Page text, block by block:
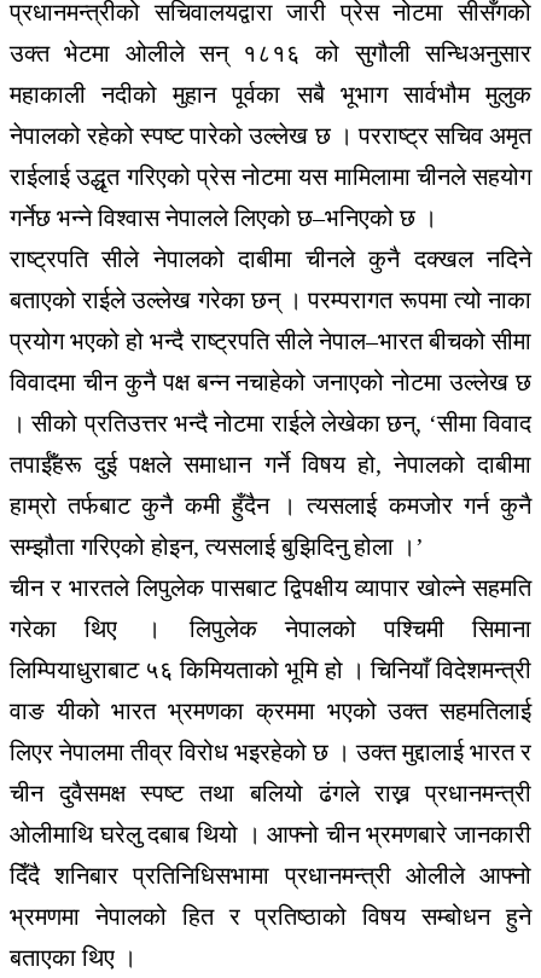
प्रधानमन्त्रीको सचिवालयद्वारा जारी प्रेस नोटमा सीसँगको
उक्त भेटमा ओलीले सन् १८१६ को सुगौली सन्धिअनुसार
महाकाली नदीको मुहान पूर्वका सबै भूभाग सार्वभौम मुलुक
नेपालको रहेको स्पष्ट पारेको उल्लेख छ । परराष्ट्र सचिव अमृत
राईलाई उद्धृत गरिएको प्रेस नोटमा यस मामिलामा चीनले सहयोग
गर्नेछ भन्ने विश्वास नेपालले लिएको छ–भनिएको छ ।
राष्ट्रपति सीले नेपालको दाबीमा चीनले कुनै दक्खल नदिने
बताएको राईले उल्लेख गरेका छन् । परम्परागत रूपमा त्यो नाका
प्रयोग भएको हो भन्दै राष्ट्रपति सीले नेपाल–भारत बीचको सीमा
विवादमा चीन कुनै पक्ष बन्न नचाहेको जनाएको नोटमा उल्लेख छ
। सीको प्रतिउत्तर भन्दै नोटमा राईले लेखेका छन्, ‘सीमा विवाद
तपाईँहरू दुई पक्षले समाधान गर्ने विषय हो, नेपालको दाबीमा
हाम्रो तर्फबाट कुनै कमी हुँदैन । त्यसलाई कमजोर गर्न कुनै
सम्झौता गरिएको होइन, त्यसलाई बुझिदिनु होला ।’
चीन र भारतले लिपुलेक पासबाट द्विपक्षीय व्यापार खोल्ने सहमति
गरेका थिए । लिपुलेक नेपालको पश्चिमी सिमाना
लिम्पियाधुराबाट ५६ किमियताको भूमि हो । चिनियाँ विदेशमन्त्री
वाङ यीको भारत भ्रमणका क्रममा भएको उक्त सहमतिलाई
लिएर नेपालमा तीव्र विरोध भइरहेको छ । उक्त मुद्दालाई भारत र
चीन दुवैसमक्ष स्पष्ट तथा बलियो ढंगले राख्न प्रधानमन्त्री
ओलीमाथि घरेलु दबाब थियो । आफ्नो चीन भ्रमणबारे जानकारी
दिँदै शनिबार प्रतिनिधिसभामा प्रधानमन्त्री ओलीले आफ्नो
भ्रमणमा नेपालको हित र प्रतिष्ठाको विषय सम्बोधन हुने
बताएका थिए ।